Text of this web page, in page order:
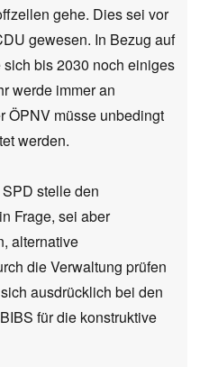
gehe. Dies sei vor
gewesen. In Bezug auf
bis 2030 noch einiges
werde immer an
ÖPNV müsse unbedingt
werden.
stelle den
Frage, sei aber
alternative
die Verwaltung prüfen
ausdrücklich bei den
für die konstruktive